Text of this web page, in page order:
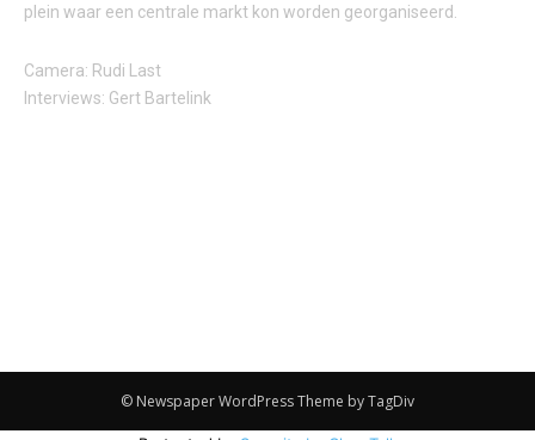
plein waar een centrale markt kon worden georganiseerd.
Camera: Rudi Last
Interviews: Gert Bartelink
© Newspaper WordPress Theme by TagDiv